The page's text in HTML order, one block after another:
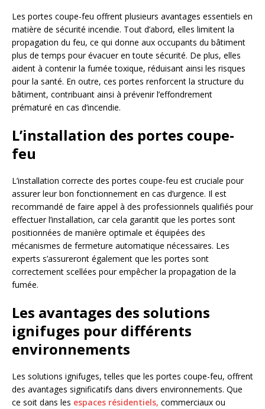
Les portes coupe-feu offrent plusieurs avantages essentiels en
matière de sécurité incendie. Tout d’abord, elles limitent la
propagation du feu, ce qui donne aux occupants du bâtiment
plus de temps pour évacuer en toute sécurité. De plus, elles
aident à contenir la fumée toxique, réduisant ainsi les risques
pour la santé. En outre, ces portes renforcent la structure du
bâtiment, contribuant ainsi à prévenir l’effondrement
prématuré en cas d’incendie.
L’installation des portes coupe-
feu
L’installation correcte des portes coupe-feu est cruciale pour
assurer leur bon fonctionnement en cas d’urgence. Il est
recommandé de faire appel à des professionnels qualifiés pour
effectuer l’installation, car cela garantit que les portes sont
positionnées de manière optimale et équipées des
mécanismes de fermeture automatique nécessaires. Les
experts s’assureront également que les portes sont
correctement scellées pour empêcher la propagation de la
fumée.
Les avantages des solutions
ignifuges pour différents
environnements
Les solutions ignifuges, telles que les portes coupe-feu, offrent
des avantages significatifs dans divers environnements. Que
ce soit dans les espaces résidentiels, commerciaux ou